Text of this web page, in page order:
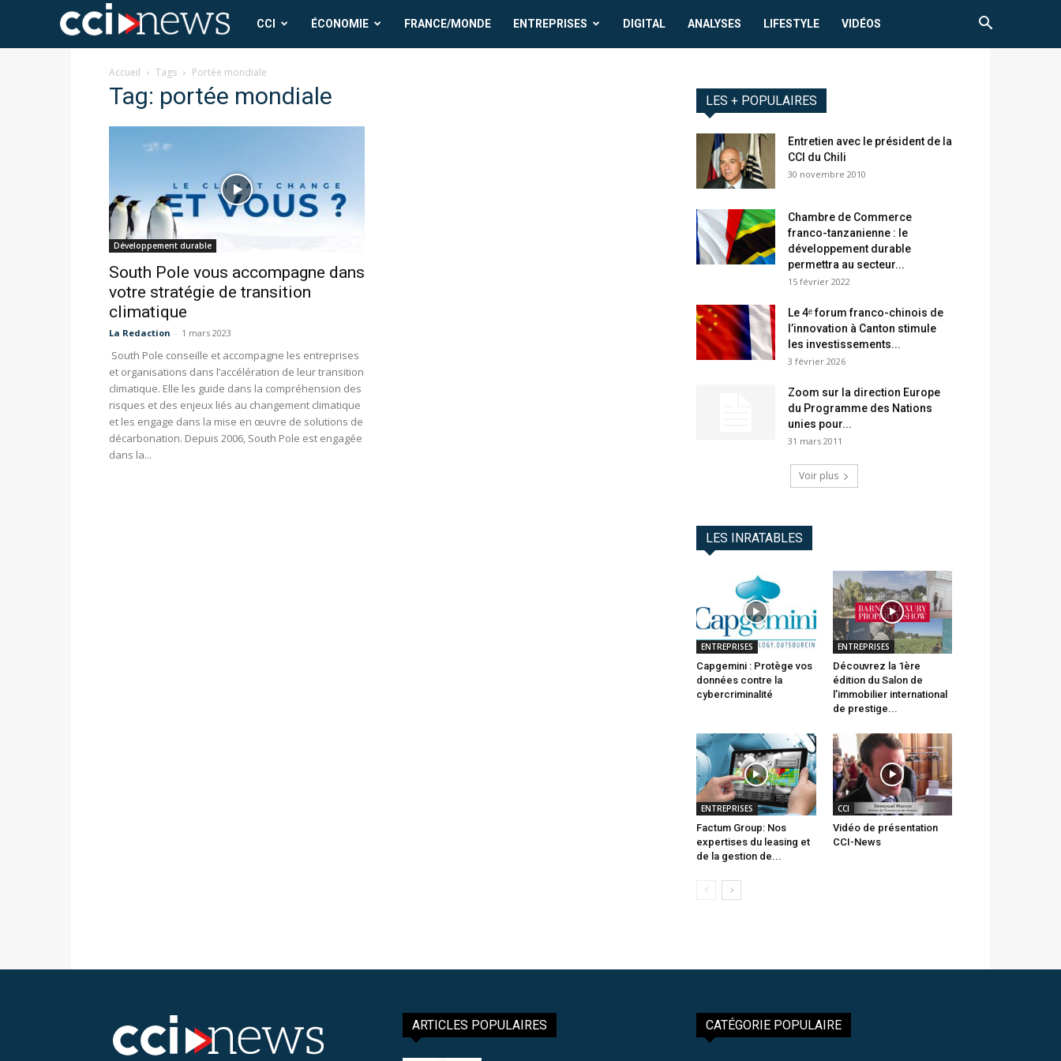
CCI
News
CCI ÉCONOMIE FRANCE/MONDE ENTREPRISES DIGITAL ANALYSES LIFESTYLE VIDÉOS
Accueil Tags Portée mondiale
Tag: portée mondiale
Développement durable
South Pole vous accompagne dans
votre stratégie de transition
climatique
La Redaction - 1 mars 2023
South Pole conseille et accompagne les entreprises
et organisations dans l’accélération de leur transition
climatique. Elle les guide dans la compréhension des
risques et des enjeux liés au changement climatique
et les engage dans la mise en œuvre de solutions de
décarbonation. Depuis 2006, South Pole est engagée
dans la...
LES + POPULAIRES
Entretien avec le président de la
CCI du Chili
30 novembre 2010
Chambre de Commerce
franco-tanzanienne : le
développement durable
permettra au secteur...
15 février 2022
Le 4ᵉ forum franco-chinois de
l’innovation à Canton stimule
les investissements...
3 février 2026
Zoom sur la direction Europe
du Programme des Nations
unies pour...
31 mars 2011
Voir plus
LES INRATABLES
ENTREPRISES
Capgemini : Protège vos
données contre la
cybercriminalité
ENTREPRISES
Découvrez la 1ère
édition du Salon de
l’immobilier international
de prestige...
ENTREPRISES
Factum Group: Nos
expertises du leasing et
de la gestion de...
CCI
Vidéo de présentation
CCI-News
ARTICLES POPULAIRES CATÉGORIE POPULAIRE